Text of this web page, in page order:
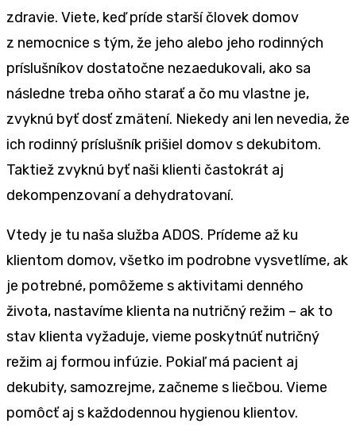
zdravie. Viete, keď príde starší človek domov
z nemocnice s tým, že jeho alebo jeho rodinných
príslušníkov dostatočne nezaedukovali, ako sa
následne treba oňho starať a čo mu vlastne je,
zvyknú byť dosť zmätení. Niekedy ani len nevedia, že
ich rodinný príslušník prišiel domov s dekubitom.
Taktiež zvyknú byť naši klienti častokrát aj
dekompenzovaní a dehydratovaní.
Vtedy je tu naša služba ADOS. Prídeme až ku
klientom domov, všetko im podrobne vysvetlíme, ak
je potrebné, pomôžeme s aktivitami denného
života, nastavíme klienta na nutričný režim – ak to
stav klienta vyžaduje, vieme poskytnúť nutričný
režim aj formou infúzie. Pokiaľ má pacient aj
dekubity, samozrejme, začneme s liečbou. Vieme
pomôcť aj s každodennou hygienou klientov.